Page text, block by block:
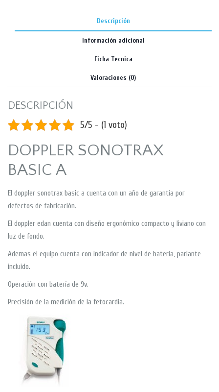
Descripción
Información adicional
Ficha Tecnica
Valoraciones (0)
DESCRIPCIÓN
5/5 - (1 voto)
DOPPLER SONOTRAX
BASIC A
El doppler sonotrax basic a cuenta con un año de garantía por
defectos de fabricación.
El doppler edan cuenta con diseño ergonómico compacto y liviano con
luz de fondo.
Ademas el equipo cuenta con indicador de nivel de batería, parlante
incluido.
Operación con batería de 9v.
Precisión de la medición de la fetocardia.